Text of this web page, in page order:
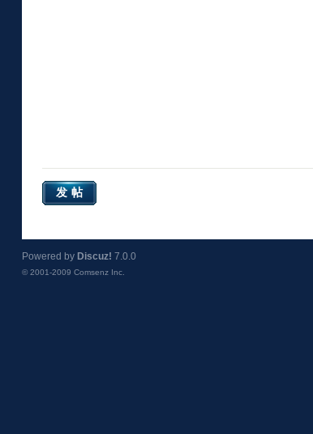
发帖
Powered by Discuz! 7.0.0
© 2001-2009 Comsenz Inc.